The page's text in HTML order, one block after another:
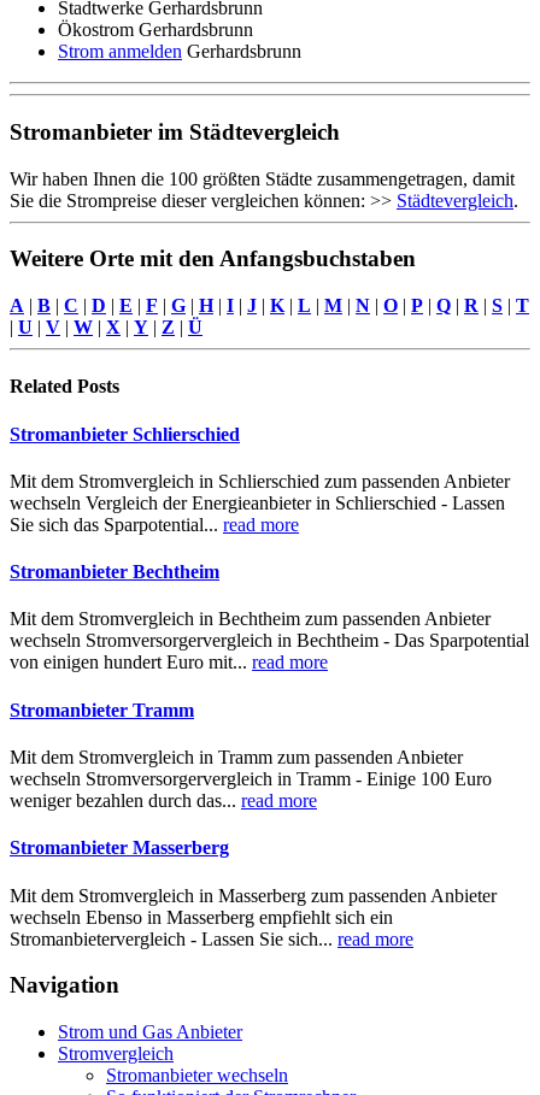
Stadtwerke Gerhardsbrunn
Ökostrom Gerhardsbrunn
Strom anmelden Gerhardsbrunn
Stromanbieter im Städtevergleich
Wir haben Ihnen die 100 größten Städte zusammengetragen, damit
Sie die Strompreise dieser vergleichen können: >> Städtevergleich.
Weitere Orte mit den Anfangsbuchstaben
A | B | C | D | E | F | G | H| I | J | K | L | M | N | O | P | Q | R | S | T
| U | V | W | X | Y | Z | Ü
Related Posts
Stromanbieter Schlierschied
Mit dem Stromvergleich in Schlierschied zum passenden Anbieter
wechseln Vergleich der Energieanbieter in Schlierschied - Lassen
Sie sich das Sparpotential... read more
Stromanbieter Bechtheim
Mit dem Stromvergleich in Bechtheim zum passenden Anbieter
wechseln Stromversorgervergleich in Bechtheim - Das Sparpotential
von einigen hundert Euro mit... read more
Stromanbieter Tramm
Mit dem Stromvergleich in Tramm zum passenden Anbieter
wechseln Stromversorgervergleich in Tramm - Einige 100 Euro
weniger bezahlen durch das... read more
Stromanbieter Masserberg
Mit dem Stromvergleich in Masserberg zum passenden Anbieter
wechseln Ebenso in Masserberg empfiehlt sich ein
Stromanbietervergleich - Lassen Sie sich... read more
Navigation
Strom und Gas Anbieter
Stromvergleich
Stromanbieter wechseln